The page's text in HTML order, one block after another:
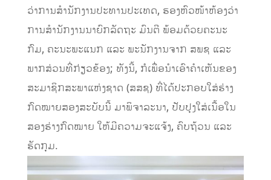
ວ່າການສໍານັກງານປະທານປະເທດ, ຮອງຫົວໜ້າຫ້ອງວ່າ
ການສຳນັກງານນາຍົກລັດຖະ ມົນຕີ ພ້ອມດ້ວຍຄະນະ
ກົມ, ຄະນະພະແນກ ແລະ ພະນັກງານຈາກ ສພຊ ແລະ
ພາກສ່ວນທີ່ກ່ຽວຂ້ອງ; ທັງນີ້, ກໍເພື່ອນຳເອົາຄຳເຫັນຂອງ
ສະມາຊິກສະພາແຫ່ງຊາດ (ສສຊ) ທີ່ໄດ້ປະກອບໃສ່ຮ່າງ
ກົດໝາຍສອງສະບັບນີ້ ມາພິຈາລະນາ, ປັບປຸງໃສ່ເນື້ອໃນ
ສອງຮ່າງກົດໝາຍ ໃຫ້ມີຄວາມຈະແຈ້ງ, ຄົບຖ້ວນ ແລະ
ຮັດກຸມ.